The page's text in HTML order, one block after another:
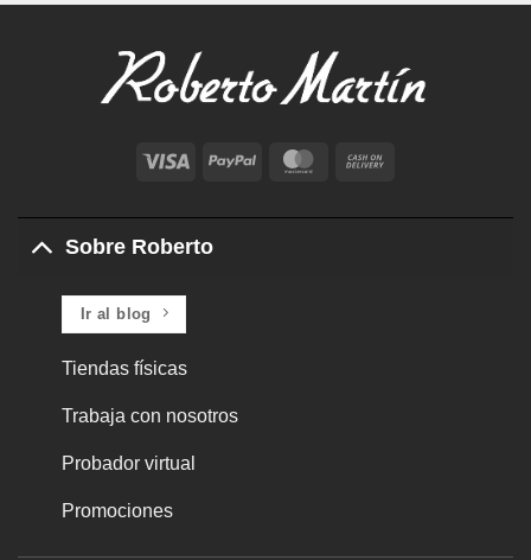
Visa PayPal MasterCard
Delivery
Sobre Roberto
Ir al blog
Tiendas físicas
Trabaja con nosotros
Probador virtual
Promociones